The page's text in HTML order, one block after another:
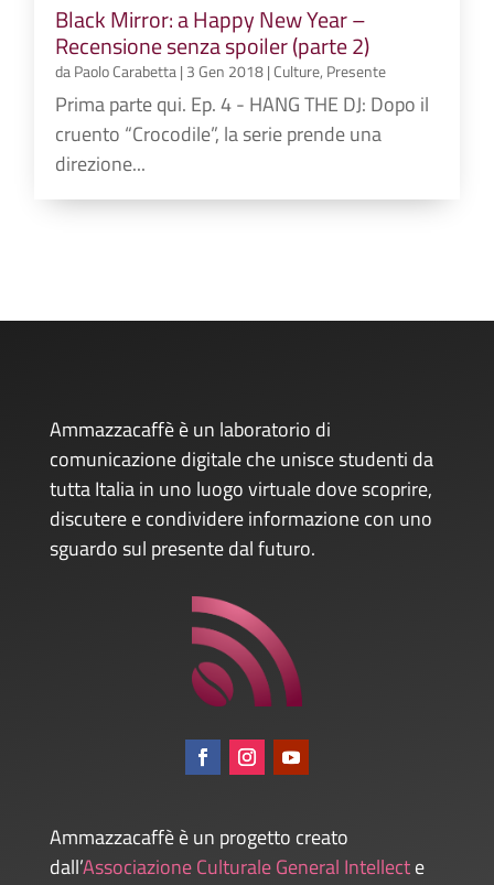
Black Mirror: a Happy New Year –
Recensione senza spoiler (parte 2)
daPaolo Carabetta| 3 Gen 2018|Culture, Presente
Prima parte qui. Ep. 4 - HANG THE DJ: Dopo il
cruento “Crocodile”, la serie prende una
direzione...
Ammazzacaffè è un laboratorio di
comunicazione digitale che unisce studenti da
tutta Italia in uno luogo virtuale dove scoprire,
discutere e condividere informazione con uno
sguardo sul presente dal futuro.
Ammazzacaffè è un progetto creato
dall’Associazione Culturale General Intellecte